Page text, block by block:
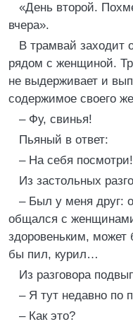
«День второй.
вчера».
В трамвай заходит
рядом с женщиной.
не выдерживает и
содержимое своего
– Фу, свинья!
Пьяный в ответ:
– На себя
Из застольных
– Был у меня друг:
общался с
здоровеньким,
бы пил, курил…
Из разговора
– Я тут недавно по
– Как это?